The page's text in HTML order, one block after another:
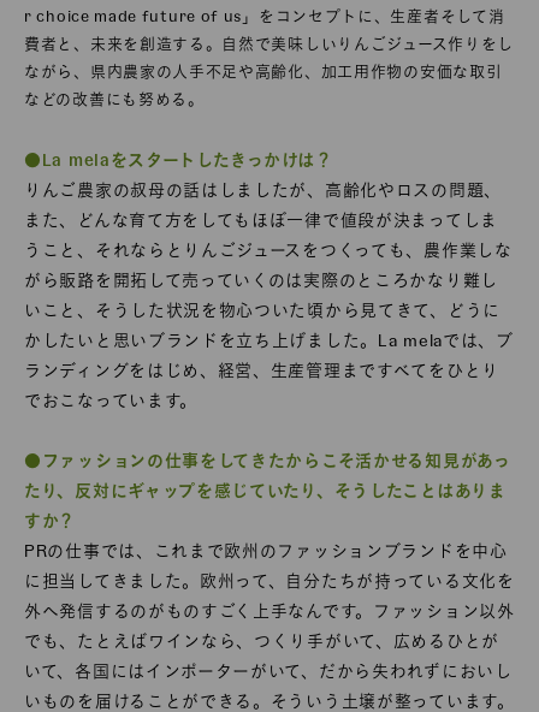
r choice made future of us」をコンセプトに、生産者そして消
費者と、未来を創造する。自然で美味しいりんごジュース作りをし
ながら、県内農家の人手不足や高齢化、加工用作物の安価な取引
などの改善にも努める。
●La melaをスタートしたきっかけは？
りんご農家の叔母の話はしましたが、高齢化やロスの問題、
また、どんな育て方をしてもほぼ一律で値段が決まってしま
うこと、それならとりんごジュースをつくっても、農作業しな
がら販路を開拓して売っていくのは実際のところかなり難し
いこと、そうした状況を物心ついた頃から見てきて、どうに
かしたいと思いブランドを立ち上げました。La melaでは、ブ
ランディングをはじめ、経営、生産管理まですべてをひとり
でおこなっています。
●ファッションの仕事をしてきたからこそ活かせる知見があっ
たり、反対にギャップを感じていたり、そうしたことはありま
すか？
PRの仕事では、これまで欧州のファッションブランドを中心
に担当してきました。欧州って、自分たちが持っている文化を
外へ発信するのがものすごく上手なんです。ファッション以外
でも、たとえばワインなら、つくり手がいて、広めるひとが
いて、各国にはインポーターがいて、だから失われずにおいし
いものを届けることができる。そういう土壌が整っています。